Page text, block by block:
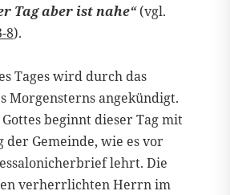
Tag aber ist nahe“(vgl.
8).
Tages wird durch das
Morgensterns angekündigt.
beginnt dieser Tag mit
der Gemeinde, wie es vor
lehrt. Die
verherrlichten Herrn im